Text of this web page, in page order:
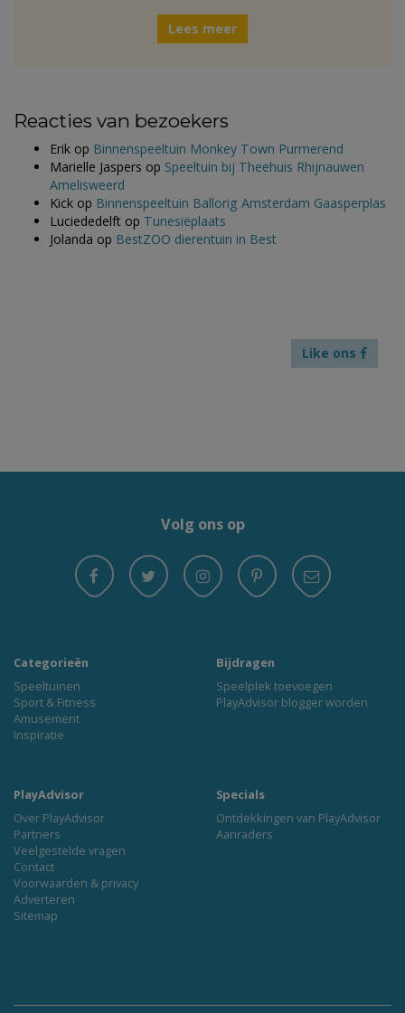
Lees meer
Reacties van bezoekers
Erik op Binnenspeeltuin Monkey Town Purmerend
Marielle Jaspers op Speeltuin bij Theehuis Rhijnauwen
Amelisweerd
Kick op Binnenspeeltuin Ballorig Amsterdam Gaasperplas
Luciededelft op Tunesiëplaats
Jolanda op BestZOO dierentuin in Best
Like ons
Volg ons op
Categorieën
Speeltuinen
Sport & Fitness
Amusement
Inspiratie
Bijdragen
Speelplek toevoegen
PlayAdvisor blogger worden
PlayAdvisor
Over PlayAdvisor
Partners
Veelgestelde vragen
Contact
Voorwaarden & privacy
Adverteren
Sitemap
Specials
Ontdekkingen van PlayAdvisor
Aanraders